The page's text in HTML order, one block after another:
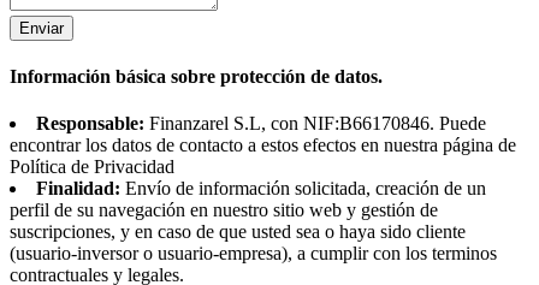
Enviar
Información básica sobre protección de datos.
Responsable: Finanzarel S.L, con NIF:B66170846. Puede
encontrar los datos de contacto a estos efectos en nuestra página de
Política de Privacidad
Finalidad: Envío de información solicitada, creación de un
perfil de su navegación en nuestro sitio web y gestión de
suscripciones, y en caso de que usted sea o haya sido cliente
(usuario-inversor o usuario-empresa), a cumplir con los terminos
contractuales y legales.